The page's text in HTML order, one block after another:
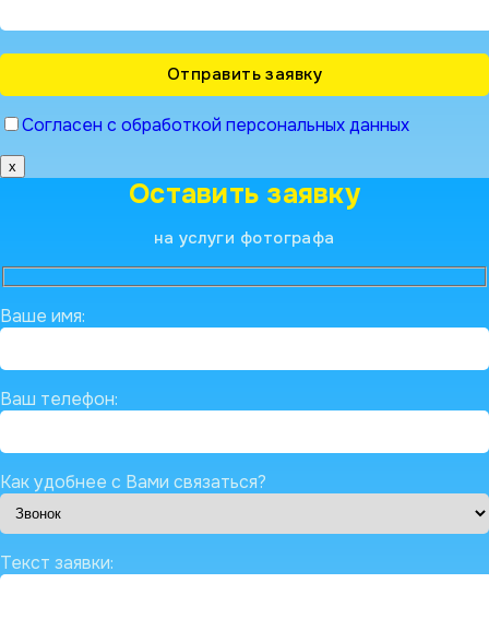
Согласен с обработкой персональных данных
x
Оставить заявку
на услуги фотографа
Ваше имя:
Ваш телефон:
Как удобнее с Вами связаться?
Текст заявки: